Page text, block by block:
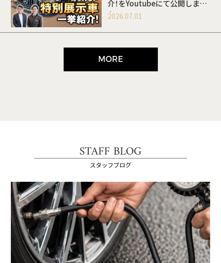
介！をYoutubeにて公開しまし
た
2026.07.01
MORE
STAFF BLOG
スタッフブログ